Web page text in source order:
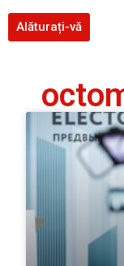
Alăturați-vă